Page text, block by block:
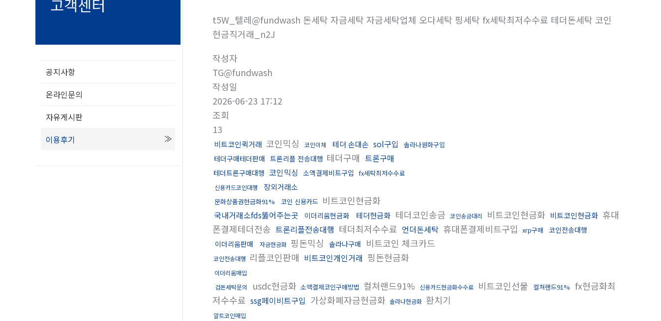
고객센터
공지사항
온라인문의
자유게시판
이용후기
t5W_텔레@fundwash 돈세탁 자금세탁 자금세탁업체 오다세탁 핑세탁 fx세탁최저수수료 테더돈세탁 코인
현금직거래_n2J
작성자
TG@fundwash
작성일
2026-06-23 17:12
조회
13
비트코인퀵거래 코인믹싱 코인이체 테더 손대손 sol구입 솔라나원화구입
테더구매테더판매 트론리플 전송대행 테더구매 트론구매
테더트론구매대행 코인믹싱 소액결제비트구입 fx세탁최저수수료
신용카드코인대행 장외거래소
문화상품권현금화91% 코인 신용카드 비트코인현금화
국내거래소fds뚫어주는곳 이더리움현금화 테더현금화 테더코인송금 코인송금대리 비트코인현금화 비트코인현금화 휴대
폰결제테더전송 트론리플전송대행 테더최저수수료 언더돈세탁 휴대폰결제비트구입 xrp구매
코인전송대행
이더리움판매
자금현금화 핑돈믹싱 솔라나구매 비트코인 체크카드
코인전송대행 리플코인판매 비트코인개인거래 핑돈현금화
이더리움매입
검돈세탁문의
usdc현금화 소액결제코인구매방법 컬쳐랜드91% 신용카드현금화수수료 비트코인선물 컬쳐랜드91% fx현금화최
저수수료 ssg페이비트구입 가상화폐자금현금화 솔라나현금화 환치기
알트코인매입